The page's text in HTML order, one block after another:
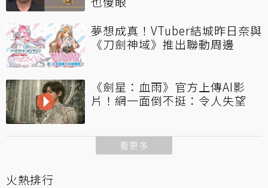
夢想成真！VTuber結城昨日奈與
《刀劍神域》推出聯動周邊
《劍星：血雨》官方上傳AI影
片！網一面倒不挺：令人失望
看更多
火熱排行